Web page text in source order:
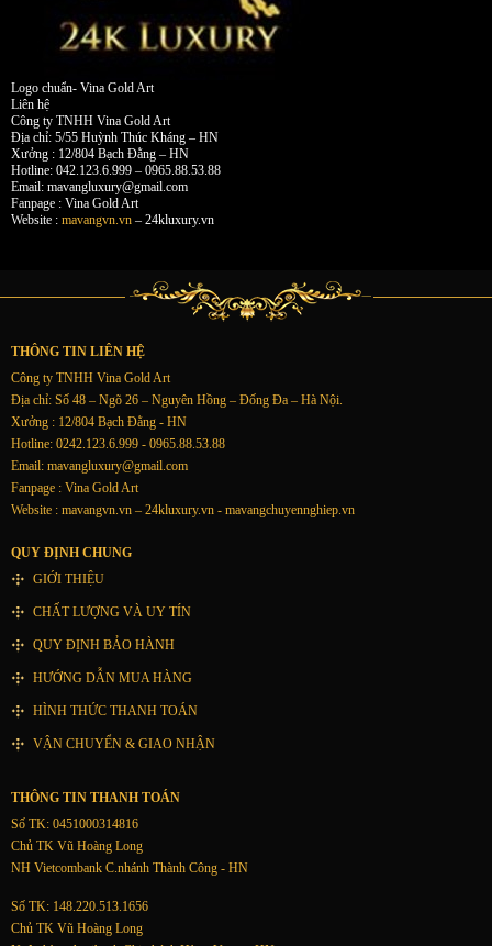
Logo chuẩn- Vina Gold Art
Liên hệ
Công ty TNHH Vina Gold Art
Địa chỉ: 5/55 Huỳnh Thúc Kháng – HN
Xưởng : 12/804 Bạch Đằng – HN
Hotline: 042.123.6.999 – 0965.88.53.88
Email: mavangluxury@gmail.com
Fanpage : Vina Gold Art
Website : mavangvn.vn – 24kluxury.vn
THÔNG TIN LIÊN HỆ
Công ty TNHH Vina Gold Art
Địa chỉ: Số 48 – Ngõ 26 – Nguyên Hồng – Đống Đa – Hà Nội.
Xưởng : 12/804 Bạch Đằng - HN
Hotline: 0242.123.6.999 - 0965.88.53.88
Email: mavangluxury@gmail.com
Fanpage : Vina Gold Art
Website : mavangvn.vn – 24kluxury.vn - mavangchuyennghiep.vn
QUY ĐỊNH CHUNG
GIỚI THIỆU
CHẤT LƯỢNG VÀ UY TÍN
QUY ĐỊNH BẢO HÀNH
HƯỚNG DẪN MUA HÀNG
HÌNH THỨC THANH TOÁN
VẬN CHUYỂN & GIAO NHẬN
THÔNG TIN THANH TOÁN
Số TK: 0451000314816
Chủ TK Vũ Hoàng Long
NH Vietcombank C.nhánh Thành Công - HN
Số TK: 148.220.513.1656
Chủ TK Vũ Hoàng Long